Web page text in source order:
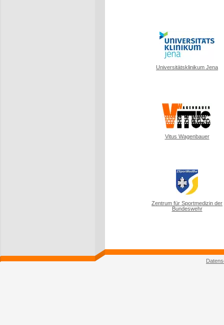
Universitätsklinikum Jena
Vitus Wagenbauer
Zentrum für Sportmedizin der
Bundeswehr